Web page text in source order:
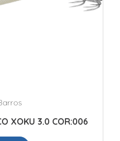
XOKU 3.0 COR:006